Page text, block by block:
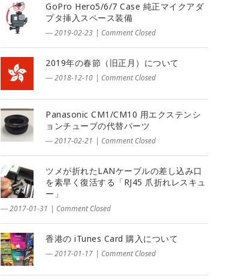
GoPro Hero5/6/7 Case 純正マイクアダ
プタ挿入スペース装備
― 2019-02-23 | Comment Closed
2019年の春節（旧正月）について
― 2018-12-10 | Comment Closed
Panasonic CM1/CM10 用エクステンシ
ョンチューブの代替パーツ
― 2017-02-21 | Comment Closed
ツメが折れたLANケーブルの差し込み口
を素早く復活する「RJ45 爪折れレスキュ
ー」
― 2017-01-31 | Comment Closed
香港の iTunes Card 購入について
― 2017-01-17 | Comment Closed